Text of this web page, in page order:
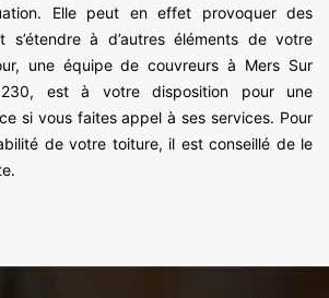
Elle peut en effet provoquer des
s’étendre à d’autres éléments de votre
une équipe de couvreurs à Mers Sur
est à votre disposition pour une
si vous faites appel à ses services. Pour
de votre toiture, il est conseillé de le